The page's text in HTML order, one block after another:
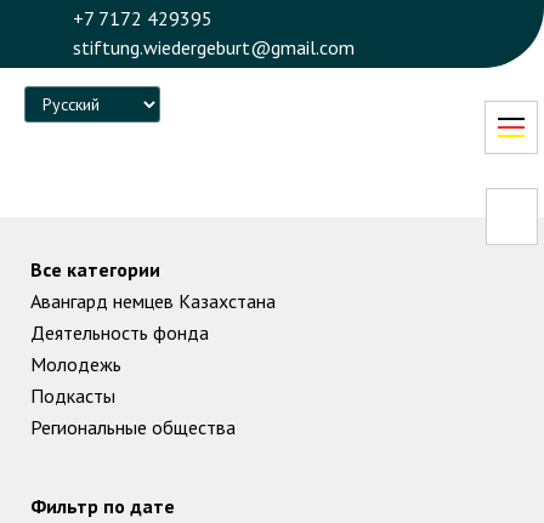
+7 7172 429395
stiftung.wiedergeburt@gmail.com
Language
Все категории
Авангард немцев Казахстана
Деятельность фонда
Молодежь
Подкасты
Региональные общества
Фильтр по дате